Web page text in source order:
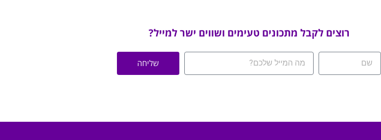
רוצים לקבל מתכונים טעימים ושווים ישר למייל?
שליחה